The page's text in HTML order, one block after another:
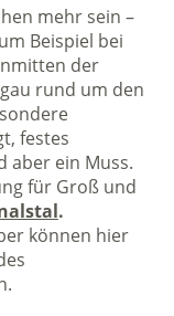
mehr sein –
Beispiel bei
der
rund um den
festes
aber ein Muss.
für Groß und
.
können hier